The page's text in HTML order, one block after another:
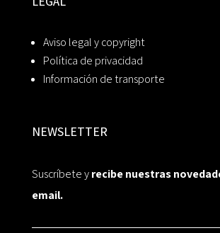
Aviso legal y copyright
Política de privacidad
Información de transporte
NEWSLETTER
Suscríbete yrecibe nuestras
email.